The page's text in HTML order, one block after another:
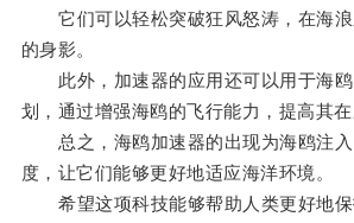
它们可以轻松突破狂风怒涛，在海浪
的身影。
此外，加速器的应用还可以用于海鸥
划，通过增强海鸥的飞行能力，提高其在
总之，海鸥加速器的出现为海鸥注入
度，让它们能够更好地适应海洋环境。
希望这项科技能够帮助人类更好地保